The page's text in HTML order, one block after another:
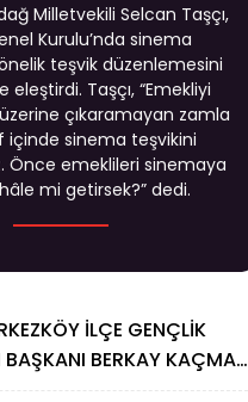
Milletvekili Selcan Taşçı,
Kurulu’nda sinema
teşvik düzenlemesini
eleştirdi. Taşçı, “Emekliyi
üzerine çıkaramayan zamla
içinde sinema teşvikini
Önce emeklileri sinemaya
mi getirsek?” dedi.
İLÇE GENÇLİK
BAŞKANI BERKAY KAÇMAZ